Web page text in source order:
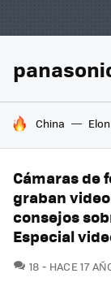
HOY SE HABLA
China
Cámaras de
graban
consejos
Especial
18 HACE 17